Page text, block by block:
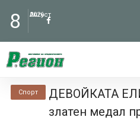
8 Август
2026
Спорт
ДЕВОЙКАТА
златен медал